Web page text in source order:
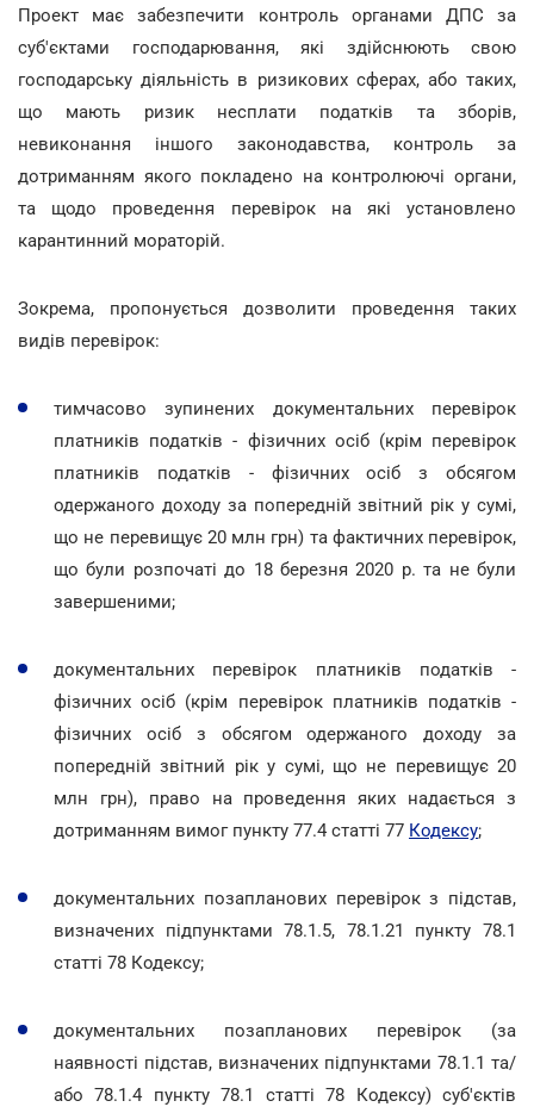
Проект має забезпечити контроль органами ДПС за
суб'єктами господарювання, які здійснюють свою
господарську діяльність в ризикових сферах, або таких,
що мають ризик несплати податків та зборів,
невиконання іншого законодавства, контроль за
дотриманням якого покладено на контролюючі органи,
та щодо проведення перевірок на які установлено
карантинний мораторій.
Зокрема, пропонується дозволити проведення таких
видів перевірок:
тимчасово зупинених документальних перевірок
платників податків - фізичних осіб (крім перевірок
платників податків - фізичних осіб з обсягом
одержаного доходу за попередній звітний рік у сумі,
що не перевищує 20 млн грн) та фактичних перевірок,
що були розпочаті до 18 березня 2020 р. та не були
завершеними;
документальних перевірок платників податків -
фізичних осіб (крім перевірок платників податків -
фізичних осіб з обсягом одержаного доходу за
попередній звітний рік у сумі, що не перевищує 20
млн грн), право на проведення яких надається з
дотриманням вимог пункту 77.4 статті 77 Кодексу;
документальних позапланових перевірок з підстав,
визначених підпунктами 78.1.5, 78.1.21 пункту 78.1
статті 78 Кодексу;
документальних позапланових перевірок (за
наявності підстав, визначених підпунктами 78.1.1 та/
або 78.1.4 пункту 78.1 статті 78 Кодексу) суб'єктів